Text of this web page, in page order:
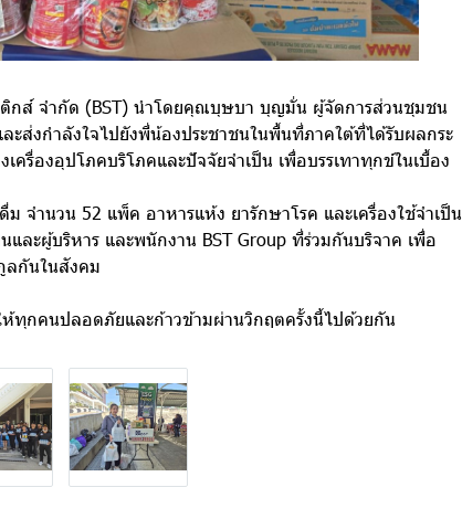
กส์ จำกัด (BST) นำโดยคุณบุษบา บุญมั่น ผู้จัดการส่วนชุมชน
ะส่งกำลังใจไปยังพี่น้องประชาชนในพื้นที่ภาคใต้ที่ได้รับผลกระ
รื่องอุปโภคบริโภคและปัจจัยจำเป็น เพื่อบรรเทาทุกข์ในเบื้อง
จำนวน 52 แพ็ค อาหารแห้ง ยารักษาโรค และเครื่องใช้จำเป็น
ละผู้บริหาร และพนักงาน BST Group ที่ร่วมกันบริจาค เพื่อ
ลกันในสังคม
ห้ทุกคนปลอดภัยและก้าวข้ามผ่านวิกฤตครั้งนี้ไปด้วยกัน